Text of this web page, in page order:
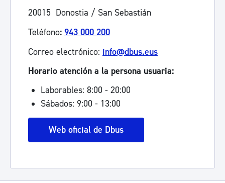
20015 Donostia / San Sebastián
Teléfono: 943 000 200
Correo electrónico: info@dbus.eus
Horario atención a la persona usuaria:
Laborables: 8:00 - 20:00
Sábados: 9:00 - 13:00
Web oficial de Dbus